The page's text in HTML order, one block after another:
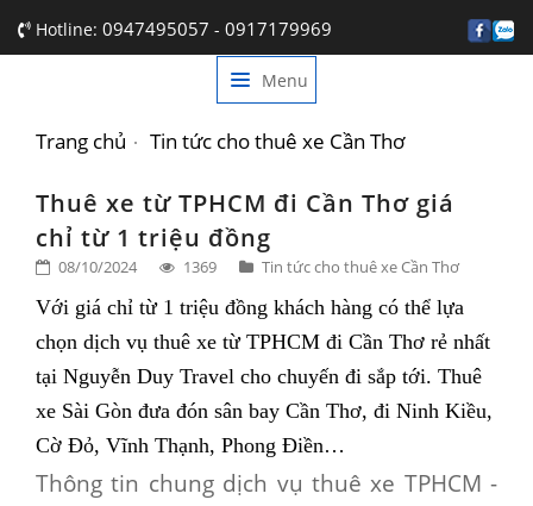
Hotline: 0947495057 - 0917179969
Menu
GIỚI THIỆU
DỊCH VỤ
BẢNG GIÁ
TIN TỨC
LIÊN HỆ
Trang chủ Tin tức cho thuê xe Cần Thơ
Thuê xe từ TPHCM đi Cần Thơ giá
chỉ từ 1 triệu đồng
08/10/2024 1369 Tin tức cho thuê xe Cần Thơ
Với giá chỉ từ 1 triệu đồng khách hàng có thể lựa
chọn dịch vụ thuê xe từ TPHCM đi Cần Thơ rẻ nhất
tại Nguyễn Duy Travel cho chuyến đi sắp tới. Thuê
xe Sài Gòn đưa đón sân bay Cần Thơ, đi Ninh Kiều,
Cờ Đỏ, Vĩnh Thạnh, Phong Điền…
Thông tin chung dịch vụ thuê xe TPHCM -